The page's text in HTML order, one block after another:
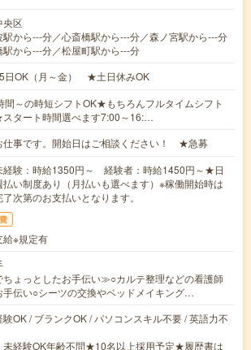
央区
駅から---分／心斎橋駅から---分／森ノ宮駅から---分
駅から---分／松屋町駅から---分
日OK（月～金） ★土日休みOK
～の時短シフトOK★もちろんフルタイムシフト
タート時間選べます7:00～16:…
仕事です。開始日はご相談ください！ ★急募
経験：時給1350円～ 経験者：時給1450円～★日
払い制度あり（月払いも選べます）※稼働開始時は
次第のお支払いとなります。
給※規定有
ょっとしたお手伝い≫○カルテ整理などの看護師
手伝い○シーツの交換やベッドメイキング…
OK / ブランクOK / パソコンスキル不要 / 英語力不
未経験OK年齢不問★10名以上採用予定★履歴書は